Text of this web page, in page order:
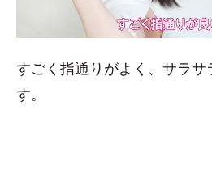
すごく指通りがよく、サラ
す。